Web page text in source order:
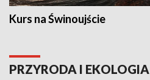
Kurs na Świnoujście
PRZYRODA I EKOLOGIA